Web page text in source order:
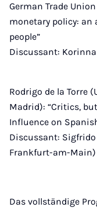
German Trade
monetary policy:
people”
Discussant:
Rodrigo de la Torre
Madrid): “Critics,
Influence on
Discussant:
Frankfurt-am-Main)
Das vollständige